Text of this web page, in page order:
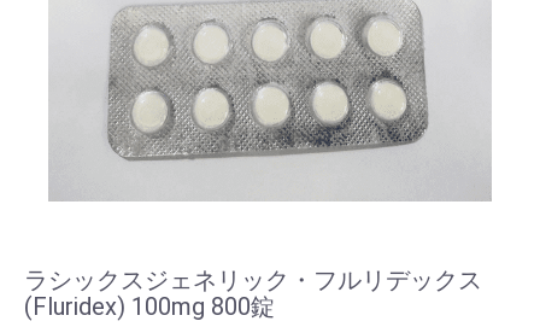
ラシックスジェネリック・フルリデックス
(Fluridex) 100mg 800錠